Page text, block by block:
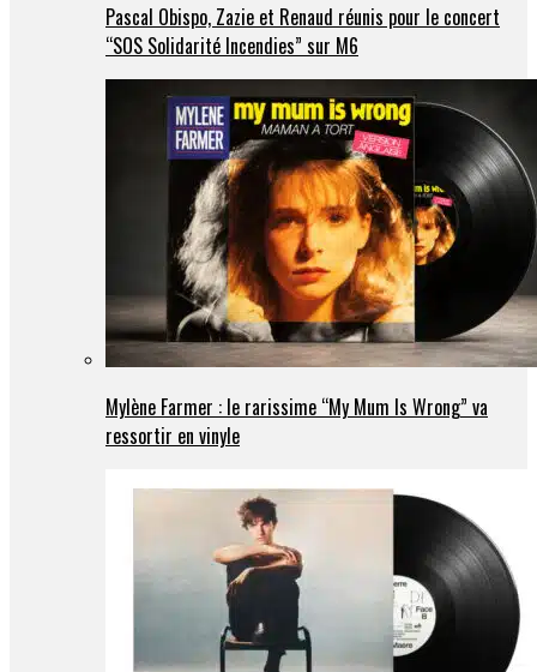
Pascal Obispo, Zazie et Renaud réunis pour le concert
“SOS Solidarité Incendies” sur M6
Mylène Farmer : le rarissime “My Mum Is Wrong” va
ressortir en vinyle